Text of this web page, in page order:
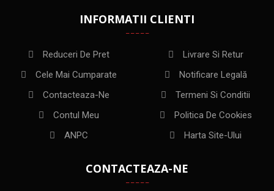
INFORMATII CLIENTI
Reduceri De Pret
Cele Mai Cumparate
Contacteaza-Ne
Contul Meu
ANPC
Livrare Si Retur
Notificare Legală
Termeni Si Conditii
Politica De Cookies
Harta Site-Ului
CONTACTEAZA-NE